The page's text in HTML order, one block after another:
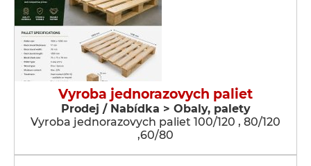
Vyroba jednorazovych paliet
Prodej / Nabídka > Obaly, palety
Vyroba jednorazovych paliet 100/120 , 80/120
,60/80